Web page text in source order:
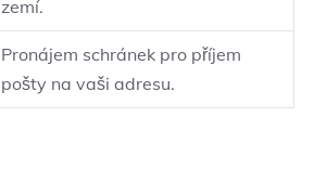
zemí.
Pronájem schránek pro příjem
pošty na vaši adresu.